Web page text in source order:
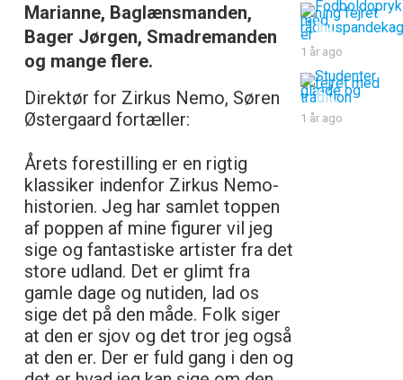
Marianne, Baglænsmanden,
Bager Jørgen, Smadremanden
og mange flere.
Direktør for Zirkus Nemo, Søren
Østergaard fortæller:
Årets forestilling er en rigtig
klassiker indenfor Zirkus Nemo-
historien. Jeg har samlet toppen
af poppen af mine figurer vil jeg
sige og fantastiske artister fra det
store udland. Det er glimt fra
gamle dage og nutiden, lad os
sige det på den måde. Folk siger
at den er sjov og det tror jeg også
at den er. Der er fuld gang i den og
1 år ago
1 år ago